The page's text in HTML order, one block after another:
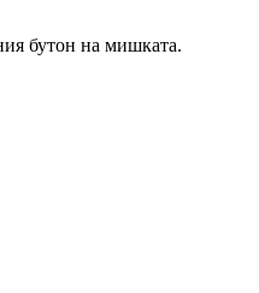
бутон на мишката.